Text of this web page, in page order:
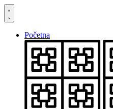
Skočite
na
Početna